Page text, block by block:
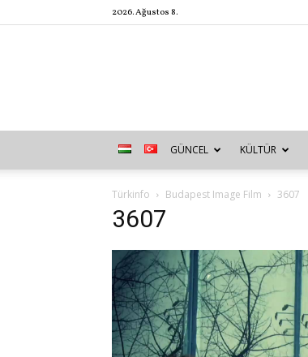
2026. Ağustos 8.
GÜNCEL KÜLTÜR
Türkinfo Budapest Image Film 3607
3607